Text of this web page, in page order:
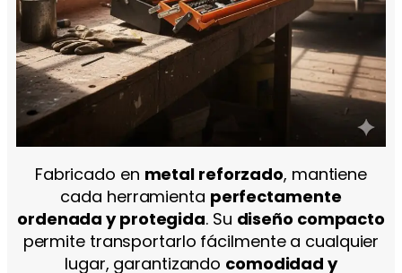
Fabricado en metal reforzado, mantiene
cada herramienta perfectamente
ordenada y protegida. Su diseño compacto
permite transportarlo fácilmente a cualquier
lugar, garantizando comodidad y